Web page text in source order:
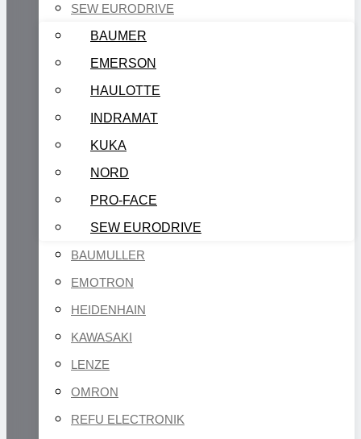
SEW EURODRIVE
BAUMER
EMERSON
HAULOTTE
INDRAMAT
KUKA
NORD
PRO-FACE
SEW EURODRIVE
BAUMULLER
EMOTRON
HEIDENHAIN
KAWASAKI
LENZE
OMRON
REFU ELECTRONIK